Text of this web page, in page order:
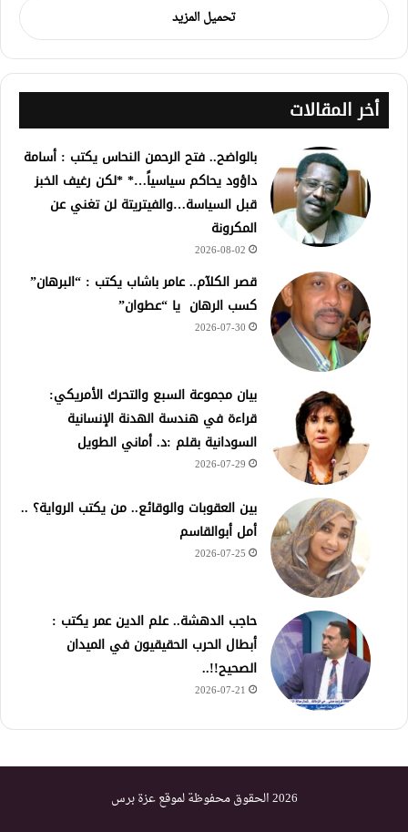
تحميل المزيد
أخر المقالات
بالواضح.. فتح الرحمن النحاس يكتب : أسامة
داؤود يحاكم سياسياً…* *لكن رغيف الخبز
قبل السياسة…والفيتريتة لن تغني عن
المكرونة
2026-08-02
قصر الكلآم.. عامر باشاب يكتب : “البرهان”
كسب الرهان يا “عطوان”
2026-07-30
بيان مجموعة السبع والتحرك الأمريكي:
قراءة في هندسة الهدنة الإنسانية
السودانية بقلم :د. أماني الطويل
2026-07-29
بين العقوبات والوقائع.. من يكتب الرواية؟ ..
أمل أبوالقاسم
2026-07-25
حاجب الدهشة.. علم الدين عمر يكتب :
أبطال الحرب الحقيقيون في الميدان
الصحيح!!..
2026-07-21
2026 الحقوق محفوظة لموقع عزة برس